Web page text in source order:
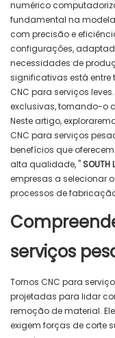
numérico
fundamental na
com precisão e
configurações,
necessidades de
significativas está entre
CNC para serviços
exclusivas, tornando-o
Neste artigo,
CNC para serviços
benefícios que
alta qualidade, "SOUTH
empresas a selecionar
processos de
serviços
Tornos CNC para
projetadas para lidar
remoção de material.
exigem forças de corte